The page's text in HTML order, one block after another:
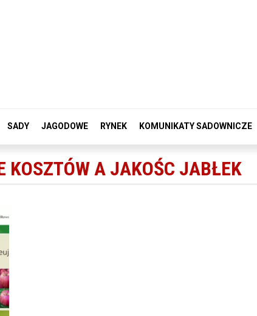
SADY JAGODOWE RYNEK KOMUNIKATY SADOWNICZE
KOSZTÓW A JAKOŚC JABŁEK